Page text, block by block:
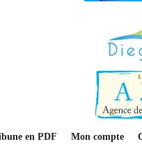
en PDF Mon compte